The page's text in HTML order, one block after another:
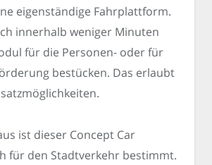
eigenständige Fahrplattform.
innerhalb weniger Minuten
für die Personen- oder für
bestücken. Das erlaubt
ist dieser Concept Car
für den Stadtverkehr bestimmt.